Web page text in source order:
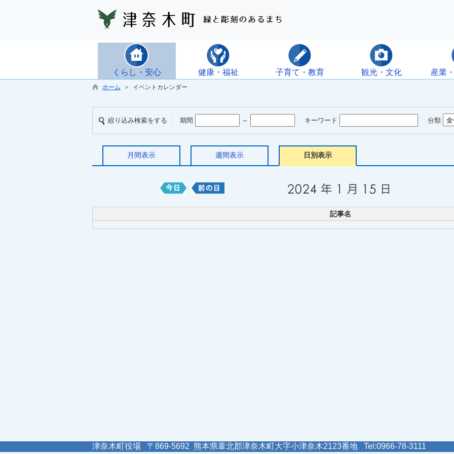
くらし・安心 健康・福祉 子育て・教育 観光・文化 産業
ホーム ＞ イベントカレンダー
絞り込み検索をする 期間 ～ キーワード 分類
月間表示 週間表示 日別表示
記事名
津奈木町役場 〒869-5692 熊本県葦北郡津奈木町大字小津奈木2123番地 Tel:0966-78-3111